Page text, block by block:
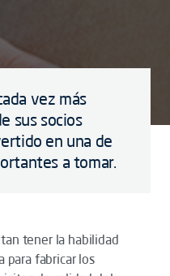
vez más
sus socios
en una de
a tomar.
tener la habilidad
para fabricar los